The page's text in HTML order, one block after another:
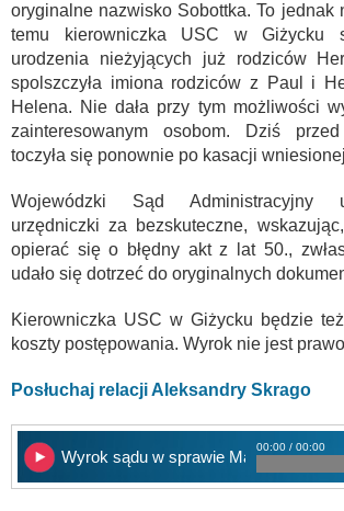
oryginalne nazwisko Sobottka. To jednak
temu kierowniczka USC w Giżycku
urodzenia nieżyjących już rodziców
spolszczyła imiona rodziców z Paul i
Helena. Nie dała przy tym możliwości
zainteresowanym osobom. Dziś
toczyła się ponownie po kasacji
Wojewódzki Sąd Administracyjny
urzędniczki za bezskuteczne,
opierać się o błędny akt z lat 50.,
udało się dotrzeć do oryginalnych
Kierowniczka USC w Giżycku będzie
koszty postępowania. Wyrok nie jest
Posłuchaj relacji Aleksandry Skrago
Wyrok sądu w sprawie Mazura
00:00 / 00:00